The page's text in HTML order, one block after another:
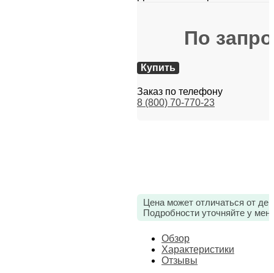
По
Купить
Заказ по телефону
8 (800) 70-770-23
Цена может отличаться от
Подробности уточняйте у
Обзор
Характеристики
Отзывы